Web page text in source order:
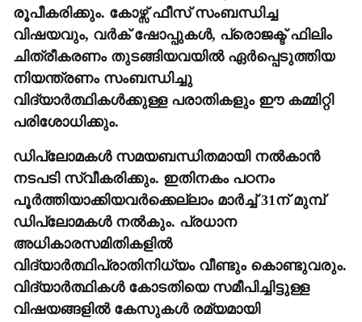
രൂപീകരിക്കും. കോഴ്സ് ഫീസ് സംബന്ധിച്ച
വിഷയവും, വർക് ഷോപ്പുകൾ, പ്രൊജക്ട് ഫിലിം
ചിത്രീകരണം തുടങ്ങിയവയിൽ ഏർപ്പെടുത്തിയ
നിയന്ത്രണം സംബന്ധിച്ചു
വിദ്യാർത്ഥികൾക്കുള്ള പരാതികളും ഈ കമ്മിറ്റി
പരിശോധിക്കും.
ഡിപ്ലോമകൾ സമയബന്ധിതമായി നൽകാൻ
നടപടി സ്വീകരിക്കും. ഇതിനകം പഠനം
പൂർത്തിയാക്കിയവർക്കെല്ലാം മാർച്ച് 31ന് മുമ്പ്
ഡിപ്ലോമകൾ നൽകും. പ്രധാന
അധികാരസമിതികളിൽ
വിദ്യാർത്ഥിപ്രാതിനിധ്യം വീണ്ടും കൊണ്ടുവരും.
വിദ്യാർത്ഥികൾ കോടതിയെ സമീപിച്ചിട്ടുള്ള
വിഷയങ്ങളിൽ കേസുകൾ രമ്യമായി